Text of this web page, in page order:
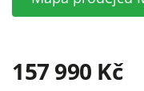
157 990 Kč